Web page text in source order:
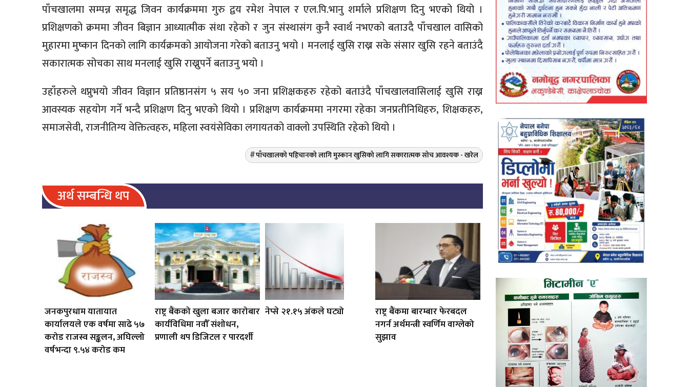
पाँचखालमा सम्पन्न समृद्ध जिवन कार्यक्रममा गुरु द्वय रमेश नेपाल र एल.पि.भानु शर्माले प्रशिक्षण दिनु भएको थियो ।
प्रशिक्षणको क्रममा जीवन बिज्ञान आध्यात्मीक संथा रहेको र जुन संस्थासंग कुनै स्वार्थ नभएको बताउदै पाँचखाल वासिको
मुहारमा मुष्कान दिनको लागि कार्यक्रमको आयोजना गरेको बताउनु भयो । मनलाई खुसि राख्न सके संसार खुसि रहने बताउंदै
सकारात्मक सोचका साथ मनलाई खुसि राख्नुपर्ने बताउनु भयो ।
उहाँहरुले थप्नुभयो जीवन विज्ञान प्रतिष्ठानसंग ५ सय ५० जना प्रशिक्षकहरु रहेको बताउंदै पाँचखालवासिलाई खुसि राख्न
आवस्यक सहयोग गर्ने भन्दै प्रशिक्षण दिनु भएको थियो । प्रशिक्षण कार्यक्रममा नगरमा रहेका जनप्रतीनिधिहरु, शिक्षकहरु,
समाजसेवी, राजनीतिग्य वेक्तित्वहरु, महिला स्वयंसेविका लगायतको वाक्लो उपस्थिति रहेको थियो ।
पाँचखालको पहिचानको लागि मुस्कान खुसिको लागि सकारात्मक सोच आवश्यक - खरेल
अर्थ सम्बन्धि थप
जनकपुरधाम यातायात
कार्यालयले एक वर्षमा साढे ५७
करोड राजस्व सङ्कलन, अघिल्लो
वर्षभन्दा ९.५४ करोड कम
राष्ट्र बैंकको खुला बजार कारोबार
कार्यविधिमा नवौँ संशोधन,
प्रणाली थप डिजिटल र पारदर्शी
नेप्से २१.१५ अंकले घट्यो
राष्ट्र बैंकमा बारम्बार फेरबदल
नगर्न अर्थमन्त्री स्वर्णिम वाग्लेको
सुझाव